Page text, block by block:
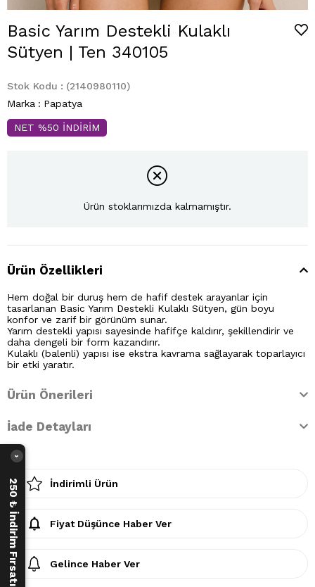
Basic Yarım Destekli Kulaklı
Sütyen | Ten 340105
Stok Kodu
(2140980110)
Marka : Papatya
NET %50 İNDİRİM
Ürün stoklarımızda kalmamıştır.
Ürün Özellikleri
Hem doğal bir duruş hem de hafif destek arayanlar için
tasarlanan Basic Yarım Destekli Kulaklı Sütyen, gün boyu
konfor ve zarif bir görünüm sunar.
Yarım destekli yapısı sayesinde hafifçe kaldırır, şekillendirir ve
daha dengeli bir form kazandırır.
Kulaklı (balenli) yapısı ise ekstra kavrama sağlayarak toparlayıcı
bir etki yaratır.
Ürün Önerileri
İade Detayları
İndirimli Ürün
Fiyat Düşünce Haber Ver
Gelince Haber Ver
250 ₺ İndirim Fırsatı
›